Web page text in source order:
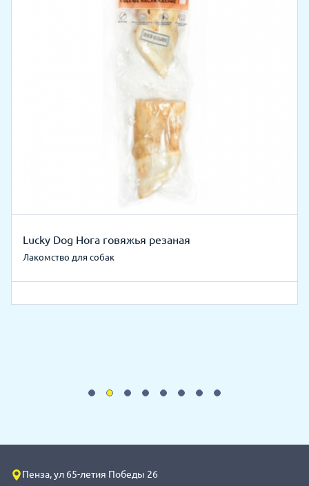
Lucky Dog Нога говяжья резаная
Лакомство для собак
Пенза, ул 65-летия Победы 26